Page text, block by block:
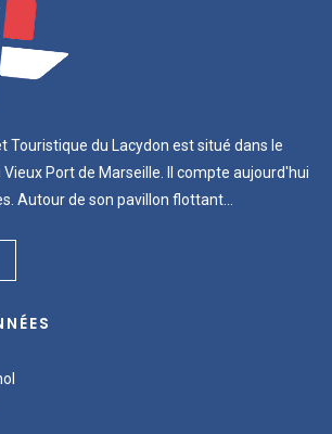
Touristique du Lacydon est situé dans le
Port de Marseille. Il compte aujourd'hui
Autour de son pavillon flottant...